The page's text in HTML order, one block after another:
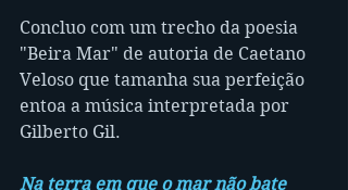
Concluo com um trecho da poesia
"Beira Mar" de autoria de Caetano
Veloso que tamanha sua perfeição
entoa a música interpretada por
Gilberto Gil.
Na terra em que o mar não bate